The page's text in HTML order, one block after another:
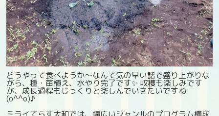
どうやって食べようか～なんて気の早い話で盛り上がりな
がら、種・苗植え、水やり完了です✨ 収穫も楽しみです
が、成長過程もじっくりと楽しんでいきたいですね
(o^^o)♪